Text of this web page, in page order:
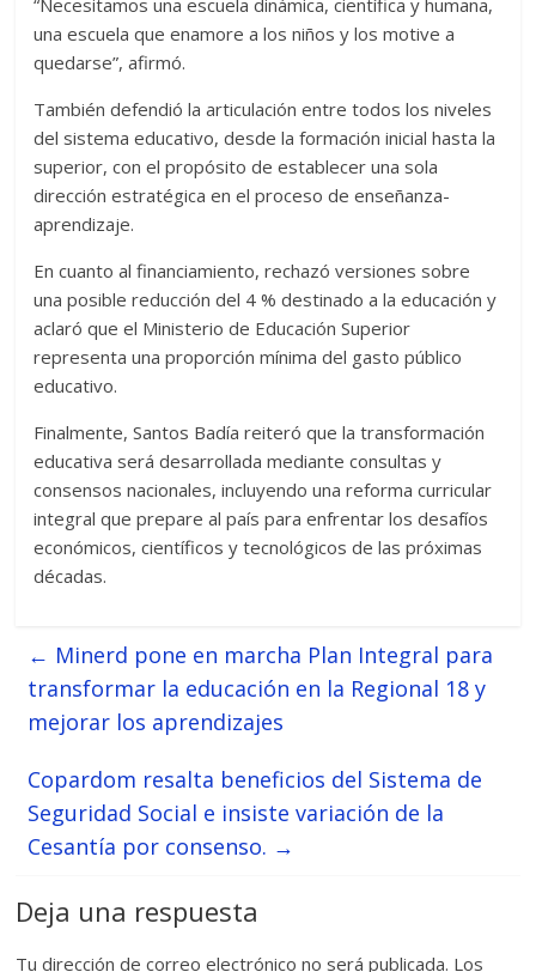
una escuela que enamore a los niños y los motive a
quedarse”, afirmó.
También defendió la articulación entre todos los niveles
del sistema educativo, desde la formación inicial hasta la
superior, con el propósito de establecer una sola
dirección estratégica en el proceso de enseñanza-
aprendizaje.
En cuanto al financiamiento, rechazó versiones sobre
una posible reducción del 4 % destinado a la educación y
aclaró que el Ministerio de Educación Superior
representa una proporción mínima del gasto público
educativo.
Finalmente, Santos Badía reiteró que la transformación
educativa será desarrollada mediante consultas y
consensos nacionales, incluyendo una reforma curricular
integral que prepare al país para enfrentar los desafíos
económicos, científicos y tecnológicos de las próximas
décadas.
← Minerd pone en marcha Plan Integral para
transformar la educación en la Regional 18 y
mejorar los aprendizajes
Copardom resalta beneficios del Sistema de
Seguridad Social e insiste variación de la
Cesantía por consenso. →
Deja una respuesta
Tu dirección de correo electrónico no será publicada. Los